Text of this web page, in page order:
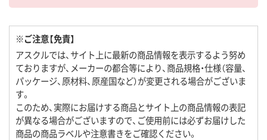
※ご注意【免責】
アスクルでは、サイト上に最新の商品情報を表示するよう努め
ておりますが、メーカーの都合等により、商品規格・仕様（容量、
パッケージ、原材料、原産国など）が変更される場合がございま
す。
このため、実際にお届けする商品とサイト上の商品情報の表記
が異なる場合がございますので、ご使用前には必ずお届けした
商品の商品ラベルや注意書きをご確認ください。